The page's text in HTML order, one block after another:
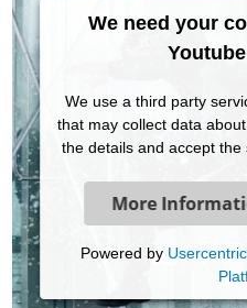
We need your
We use a third party
that may collect data
the details and accept the
More
Powered by